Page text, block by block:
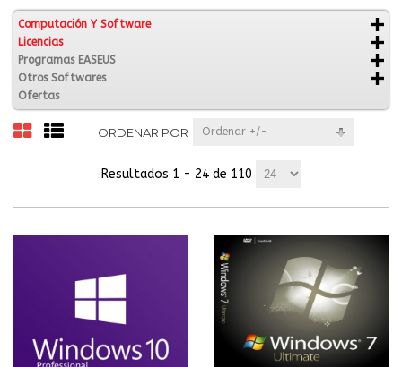
Computación Y Software
Licencias
Programas EASEUS
Otros Softwares
Ofertas
ORDENAR POR Ordenar +/-
Resultados 1 - 24 de 110